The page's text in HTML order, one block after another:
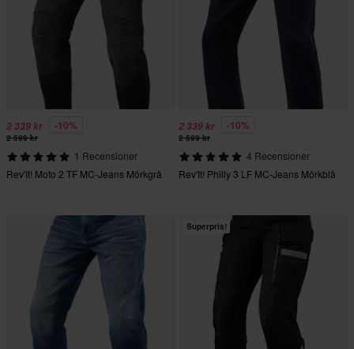
2 339 kr -10%
2 599 kr
1 Recensioner
Rev'It! Moto 2 TF MC-Jeans Mörkgrå
2 339 kr -10%
2 599 kr
4 Recensioner
Rev'It! Philly 3 LF MC-Jeans Mörkblå
Superpris!